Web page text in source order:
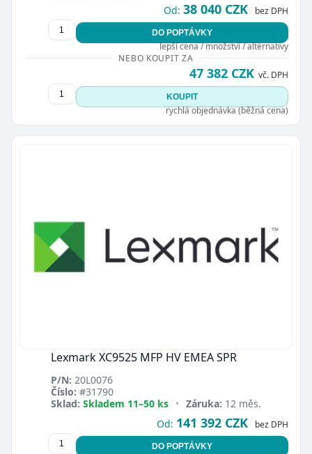
Od: 38 040 CZK bez DPH
DO POPTÁVKY
lepší cena / množství / alternativy
NEBO KOUPIT ZA
47 382 CZK vč. DPH
KOUPIT
rychlá objednávka (běžná cena)
Lexmark XC9525 MFP HV EMEA SPR
P/N: 20L0076
Číslo: #31790
Sklad: Skladem 11–50 ks • Záruka: 12 měs.
Od: 141 392 CZK bez DPH
DO POPTÁVKY